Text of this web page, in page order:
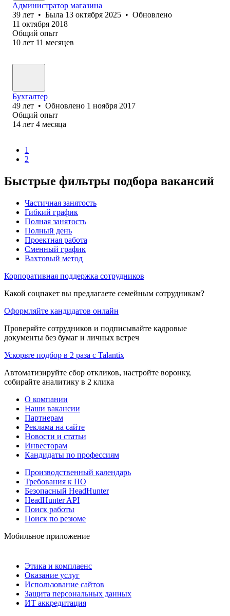
Администратор магазина
39 лет • Была 13 октября 2025 • Обновлено
11 октября 2018
Общий опыт
10 лет 11 месяцев
Бухгалтер
49 лет • Обновлено 1 ноября 2017
Общий опыт
14 лет 4 месяца
1
2
Быстрые фильтры подбора вакансий
Частичная занятость
Гибкий график
Полная занятость
Полный день
Проектная работа
Сменный график
Вахтовый метод
Корпоративная поддержка сотрудников
Какой соцпакет вы предлагаете семейным сотрудникам?
Оформляйте кандидатов онлайн
Проверяйте сотрудников и подписывайте кадровые
документы без бумаг и личных встреч
Ускорьте подбор в 2 раза с Talantix
Автоматизируйте сбор откликов, настройте воронку,
собирайте аналитику в 2 клика
О компании
Наши вакансии
Партнерам
Реклама на сайте
Новости и статьи
Инвесторам
Кандидаты по профессиям
Производственный календарь
Требования к ПО
Безопасный HeadHunter
HeadHunter API
Поиск работы
Поиск по резюме
Мобильное приложение
Этика и комплаенс
Оказание услуг
Использование сайтов
Защита персональных данных
ИТ аккредитация